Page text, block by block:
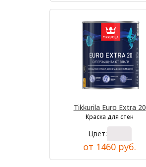
Tikkurila Euro Extra 20
Краска для стен
Цвет:
от 1460 руб.